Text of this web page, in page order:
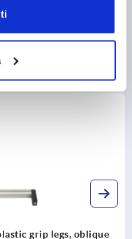
grip legs, oblique